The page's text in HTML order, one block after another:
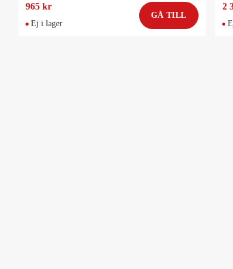
965 kr
Ej i lager
GÅ TILL
2